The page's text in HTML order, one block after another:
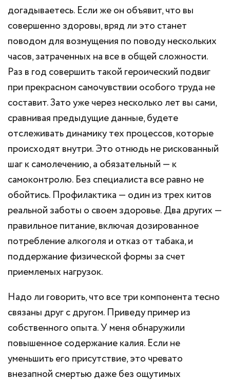
догадываетесь. Если же он объявит, что вы
совершенно здоровы, вряд ли это станет
поводом для возмущения по поводу нескольких
часов, затраченных на все в общей сложности.
Раз в год совершить такой героический подвиг
при прекрасном самочувствии особого труда не
составит. Зато уже через несколько лет вы сами,
сравнивая предыдущие данные, будете
отслеживать динамику тех процессов, которые
происходят внутри. Это отнюдь не рискованный
шаг к самолечению, а обязательный — к
самоконтролю. Без специалиста все равно не
обойтись. Профилактика — один из трех китов
реальной заботы о своем здоровье. Два других —
правильное питание, включая дозированное
потребление алкоголя и отказ от табака, и
поддержание физической формы за счет
приемлемых нагрузок.
Надо ли говорить, что все три компонента тесно
связаны друг с другом. Приведу пример из
собственного опыта. У меня обнаружили
повышенное содержание калия. Если не
уменьшить его присутствие, это чревато
внезапной смертью даже без ощутимых